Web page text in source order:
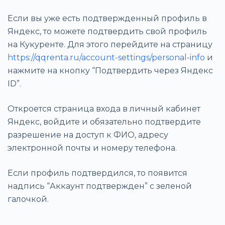
Если вы уже есть подтвержденный профиль в
Яндекс, то можете подтвердить свой профиль
на Кукуренте. Для этого перейдите на страницу
https://qqrenta.ru/account-settings/personal-info и
нажмите на кнопку “Подтвердить через Яндекс
ID”.
Откроется страница входа в личный кабинет
Яндекс, войдите и обязательно подтвердите
разрешение на доступ к ФИО, адресу
электронной почты и номеру телефона.
Если профиль подтвердился, то появится
надпись “Аккаунт подтвержден” с зеленой
галочкой.